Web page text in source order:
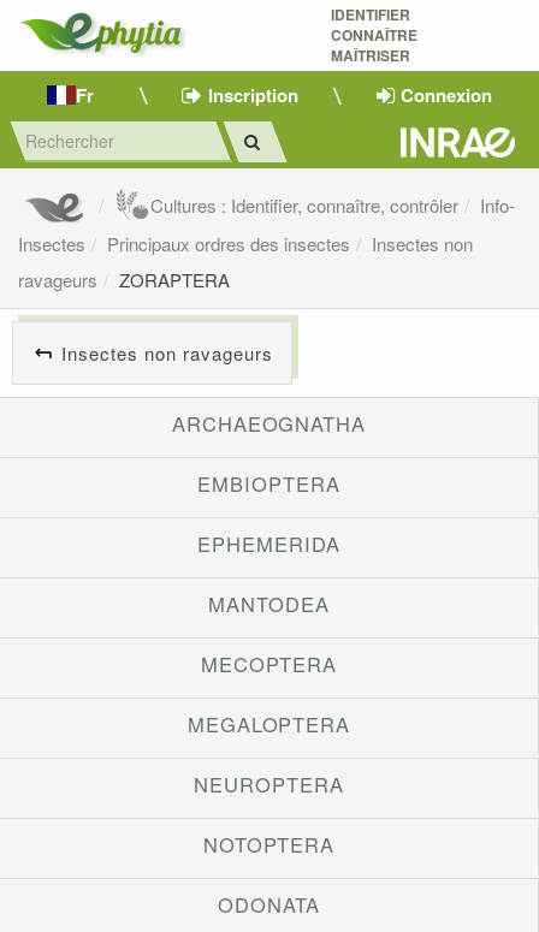
IDENTIFIER
CONNAÎTRE
MAÎTRISER
Fr Inscription Connexion
Cultures : Identifier, connaître, contrôler
Info-
Insectes
Principaux ordres des insectes
Insectes non
ravageurs
ZORAPTERA
Insectes non ravageurs
ARCHAEOGNATHA
EMBIOPTERA
EPHEMERIDA
MANTODEA
MECOPTERA
MEGALOPTERA
NEUROPTERA
NOTOPTERA
ODONATA